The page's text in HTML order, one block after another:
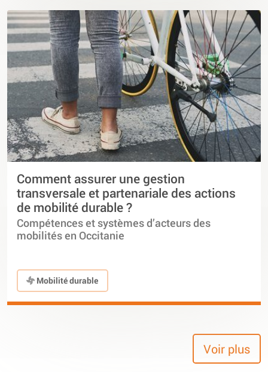
Comment assurer une gestion
transversale et partenariale des actions
de mobilité durable ?
Compétences et systèmes d’acteurs des
mobilités en Occitanie
Mobilité durable
Voir plus